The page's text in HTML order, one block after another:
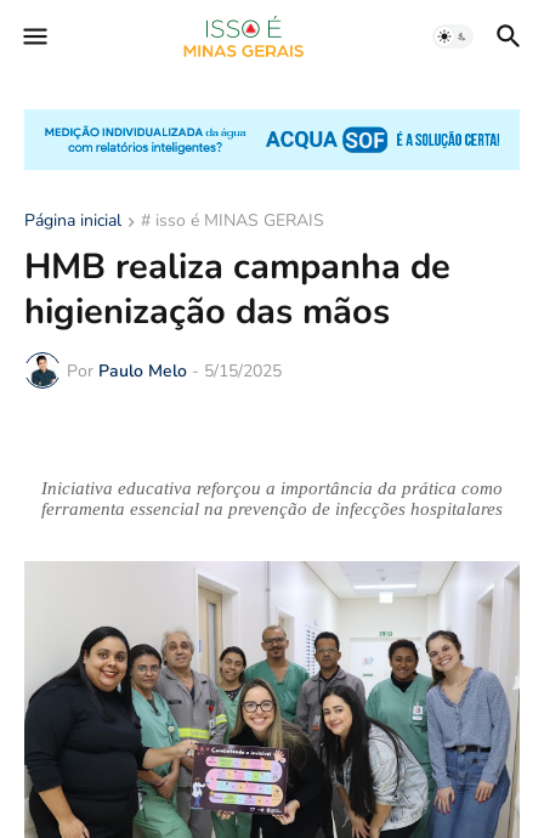
Página inicial # isso é MINAS GERAIS
HMB realiza campanha de
higienização das mãos
Por Paulo Melo - 5/15/2025
Iniciativa educativa reforçou a importância da prática como
ferramenta essencial na prevenção de infecções hospitalares